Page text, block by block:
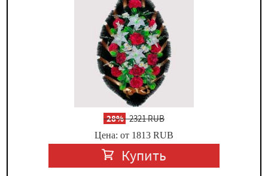
-28%2321 RUB
Цена: от 1813 RUB
Купить